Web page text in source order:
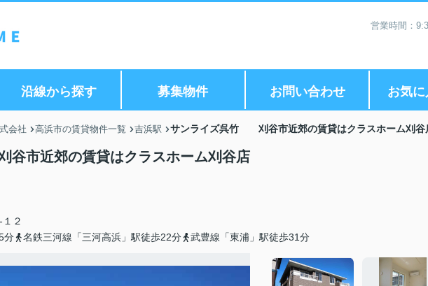
営業時間：
沿線から探す 募集物件 お問い合わせ お気
会社 高浜市の賃貸物件一覧 吉浜駅 サンライズ呉竹 刈谷市近郊の賃貸はクラスホーム刈谷
市近郊の賃貸はクラスホーム刈谷店
１２
分
名鉄三河線「三河高浜」駅徒歩22分 武豊線「東浦」駅徒歩31分